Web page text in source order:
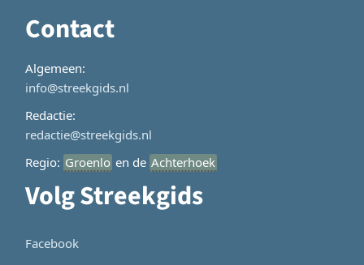
Contact
Algemeen:
info@streekgids.nl
Redactie:
redactie@streekgids.nl
Regio: Groenlo en de Achterhoek
Volg Streekgids
Facebook